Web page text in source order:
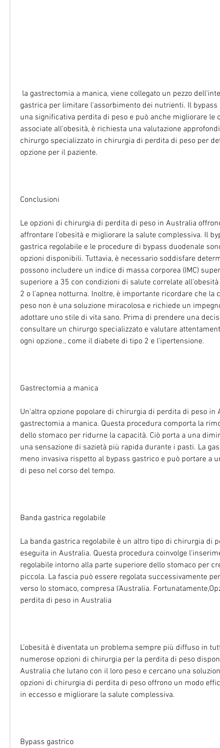
gastrica per limitare l'assorbimento dei nutrienti. Il bypass
una significativa perdita di peso e può anche migliorare le
associate all'obesità, è richiesta una valutazione
chirurgo specializzato in chirurgia di perdita di peso per
opzione per il paziente.
Conclusioni
Le opzioni di chirurgia di perdita di peso in Australia
affrontare l'obesità e migliorare la salute complessiva. Il
gastrica regolabile e le procedure di bypass duodenale
opzioni disponibili. Tuttavia, è necessario soddisfare
possono includere un indice di massa corporea (IMC)
superiore a 35 con condizioni di salute correlate
2 o l'apnea notturna. Inoltre, è importante ricordare che la
peso non è una soluzione miracolosa e richiede un
adottare uno stile di vita sano. Prima di prendere una
consultare un chirurgo specializzato e valutare
ogni opzione., come il diabete di tipo 2 e l'ipertensione.
Gastrectomia a manica
Un'altra opzione popolare di chirurgia di perdita di peso in
gastrectomia a manica. Questa procedura comporta la
dello stomaco per ridurne la capacità. Ciò porta a una
una sensazione di sazietà più rapida durante i pasti. La
meno invasiva rispetto al bypass gastrico e può portare a
di peso nel corso del tempo.
Banda gastrica regolabile
La banda gastrica regolabile è un altro tipo di chirurgia di
eseguita in Australia. Questa procedura coinvolge
regolabile intorno alla parte superiore dello stomaco per
piccola. La fascia può essere regolata successivamente
verso lo stomaco, compresa l'Australia.
perdita di peso in Australia
L'obesità è diventata un problema sempre più diffuso in
numerose opzioni di chirurgia per la perdita di peso
Australia che lutano con il loro peso e cercano una
opzioni di chirurgia di perdita di peso offrono un modo
in eccesso e migliorare la salute complessiva.
Bypass gastrico